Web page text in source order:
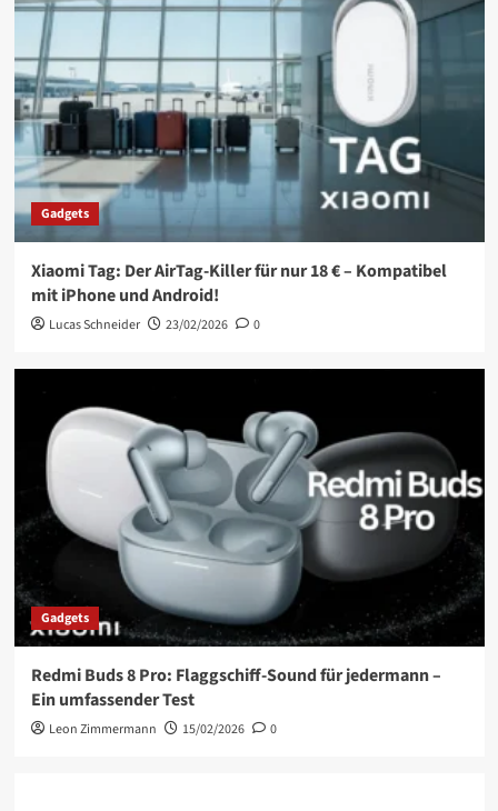
Gadgets
Xiaomi Tag: Der AirTag-Killer für nur 18 € – Kompatibel
mit iPhone und Android!
Lucas Schneider 23/02/2026 0
Gadgets
Redmi Buds 8 Pro: Flaggschiff-Sound für jedermann –
Ein umfassender Test
Leon Zimmermann 15/02/2026 0